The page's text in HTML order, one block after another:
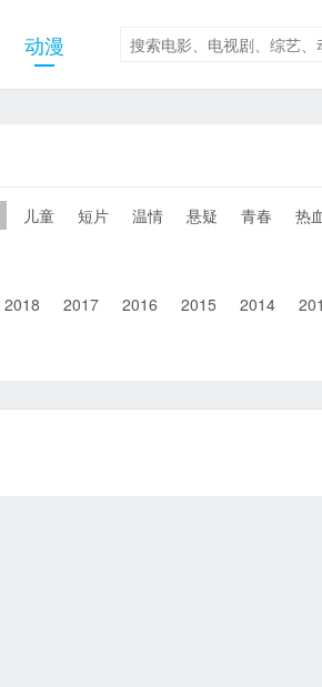
动漫
儿童 短片 温情 悬疑 青春 热
2018 2017 2016 2015 2014